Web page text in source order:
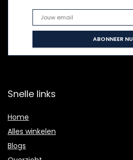
Snelle links
Home
Alles winkelen
Blogs